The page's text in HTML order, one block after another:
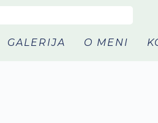
GALERIJA O MENI